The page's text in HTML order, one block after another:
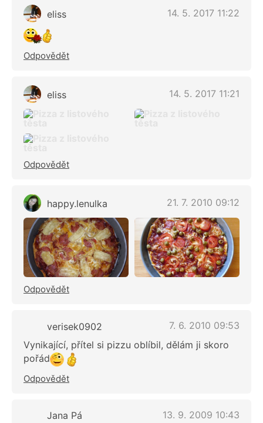
eliss 14. 5. 2017 11:22
Odpovědět
eliss 14. 5. 2017 11:21
Odpovědět
happy.lenulka 21. 7. 2010 09:12
Odpovědět
verisek0902
7. 6. 2010 09:53
Vynikající, přítel si pizzu oblíbil, dělám ji skoro
pořád
Odpovědět
Jana Pá
13. 9. 2009 10:43